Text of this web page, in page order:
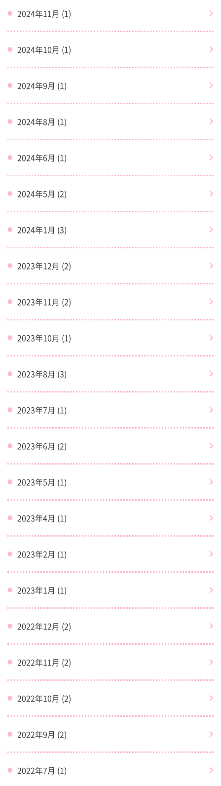
2024年11月 (1)
2024年10月 (1)
2024年9月 (1)
2024年8月 (1)
2024年6月 (1)
2024年5月 (2)
2024年1月 (3)
2023年12月 (2)
2023年11月 (2)
2023年10月 (1)
2023年8月 (3)
2023年7月 (1)
2023年6月 (2)
2023年5月 (1)
2023年4月 (1)
2023年2月 (1)
2023年1月 (1)
2022年12月 (2)
2022年11月 (2)
2022年10月 (2)
2022年9月 (2)
2022年7月 (1)